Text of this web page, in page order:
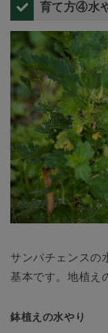
育て方④水
サンパチェンスの
基本です。地植え
鉢植えの水やり